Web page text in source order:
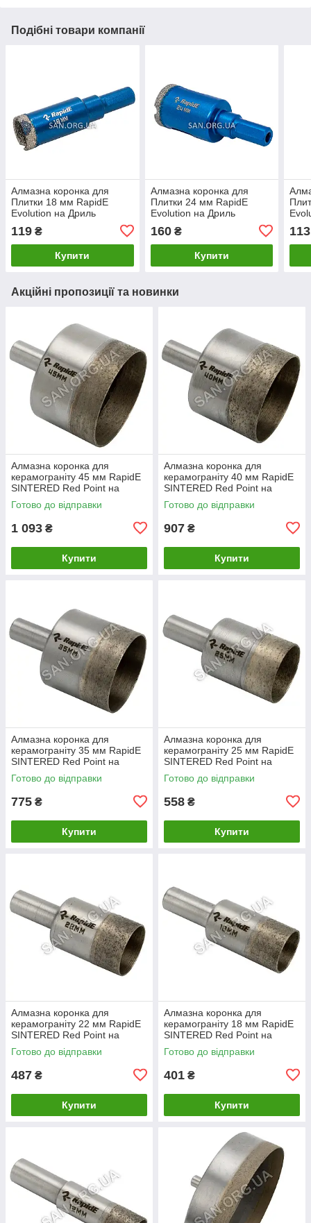
Подібні товари компанії
Алмазна коронка для
Плитки 18 мм RapidE
Evolution на Дриль
119 ₴
Купити
Алмазна коронка для
Плитки 24 мм RapidE
Evolution на Дриль
160₴
Купити
113
Акційні пропозиції та новинки
Алмазна коронка для
керамограніту 45 мм RapidE
SINTERED Red Point на
Дриль
Готово до відправки
1 093 ₴
Купити
Алмазна коронка для
керамограніту 40 мм RapidE
SINTERED Red Point на
Дриль
Готово до відправки
907 ₴
Купити
Алмазна коронка для
керамограніту 35 мм RapidE
SINTERED Red Point на
Дриль
Готово до відправки
775 ₴
Купити
Алмазна коронка для
керамограніту 25 мм RapidE
SINTERED Red Point на
Дриль
Готово до відправки
558 ₴
Купити
Алмазна коронка для
керамограніту 22 мм RapidE
SINTERED Red Point на
Дриль
Готово до відправки
487 ₴
Купити
Алмазна коронка для
керамограніту 18 мм RapidE
SINTERED Red Point на
Дриль
Готово до відправки
401 ₴
Купити